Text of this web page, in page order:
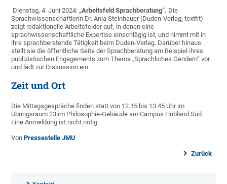
Dienstag, 4. Juni 2024: „Arbeitsfeld Sprachberatung“. Die
Sprachwissenschaftlerin Dr. Anja Steinhauer (Duden-Verlag, textfit)
zeigt redaktionelle Arbeitsfelder auf, in denen eine
sprachwissenschaftliche Expertise einschlägig ist, und nimmt mit in
ihre sprachberatende Tätigkeit beim Duden-Verlag. Darüber hinaus
stellt sie die öffentliche Seite der Sprachberatung am Beispiel ihres
publizistischen Engagements zum Thema „Sprachliches Gendern“ vor
und lädt zur Diskussion ein.
Zeit und Ort
Die Mittagsgespräche finden statt von 12.15 bis 13.45 Uhr im
Übungsraum 23 im Philosophie-Gebäude am Campus Hubland Süd.
Eine Anmeldung ist nicht nötig.
VonPressestelle JMU
Zurück